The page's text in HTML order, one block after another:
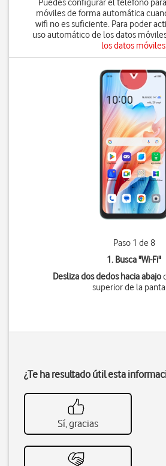
Puedes configurar el teléfono
móviles de forma automática
wifi no es suficiente. Para poder
uso automático de los datos
los datos móviles
Paso 1 de 8
1. Busca "Wi-Fi"
Desliza dos dedos hacia abajo
superior de la
¿Te ha resultado útil esta
Sí, gracias